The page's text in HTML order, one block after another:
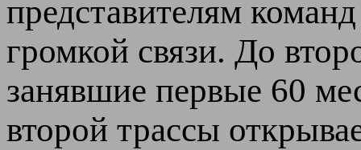
представителям
громкой связи. До
занявшие первые 60
второй трассы